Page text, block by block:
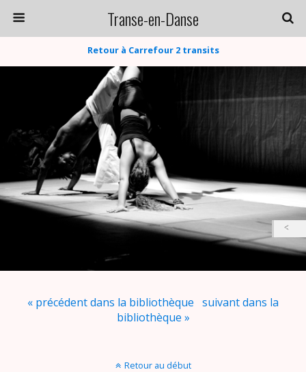
Transe-en-Danse
Retour à Carrefour 2 transits
« précédent dans la bibliothèque suivant dans la
bibliothèque »
Retour au début